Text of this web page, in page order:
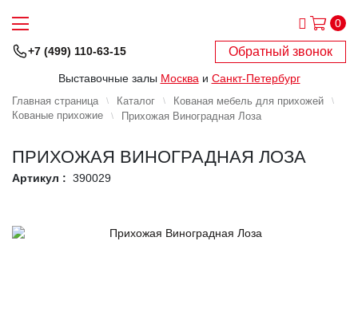
0
+7 (499) 110-63-15 Обратный звонок
Выставочные залы Москва и Санкт-Петербург
Главная страница Каталог
Кованая мебель для прихожей
Кованые прихожие
Прихожая Виноградная Лоза
ПРИХОЖАЯ ВИНОГРАДНАЯ ЛОЗА
Артикул : 390029